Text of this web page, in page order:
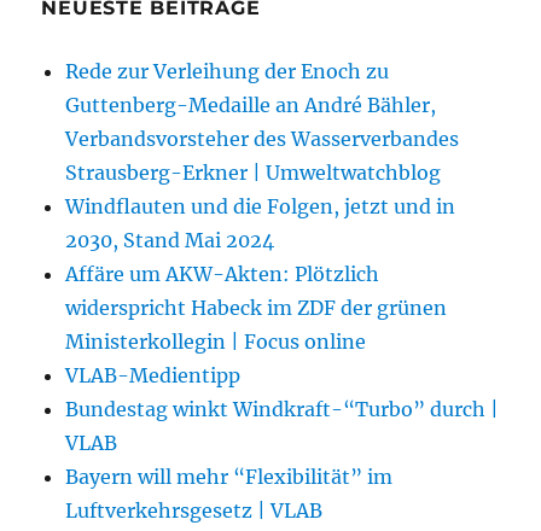
NEUESTE BEITRÄGE
Rede zur Verleihung der Enoch zu
Guttenberg-Medaille an André Bähler,
Verbandsvorsteher des Wasserverbandes
Strausberg-Erkner | Umweltwatchblog
Windflauten und die Folgen, jetzt und in
2030, Stand Mai 2024
Affäre um AKW-Akten: Plötzlich
widerspricht Habeck im ZDF der grünen
Ministerkollegin | Focus online
VLAB-Medientipp
Bundestag winkt Windkraft-“Turbo” durch |
VLAB
Bayern will mehr “Flexibilität” im
Luftverkehrsgesetz | VLAB